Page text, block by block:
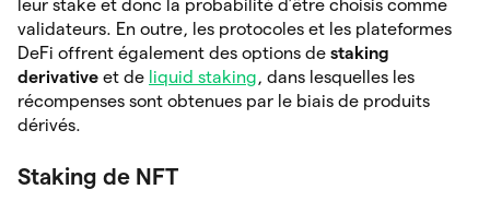
leur stake et donc la probabilité d’être choisis comme
validateurs. En outre, les protocoles et les plateformes
DeFi offrent également des options de staking
derivative et de liquid staking, dans lesquelles les
récompenses sont obtenues par le biais de produits
dérivés.
Staking de NFT